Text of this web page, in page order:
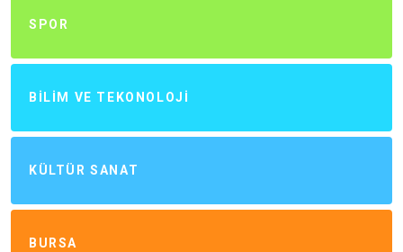
SPOR
BILIM VE TEKONOLOJI
KÜLTÜR SANAT
BURSA